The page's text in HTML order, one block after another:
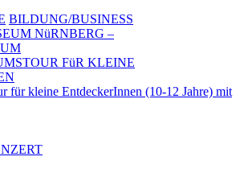
BILDUNG/BUSINESS
NüRNBERG –
FüR KLEINE
für kleine EntdeckerInnen (10-12 Jahre) mit